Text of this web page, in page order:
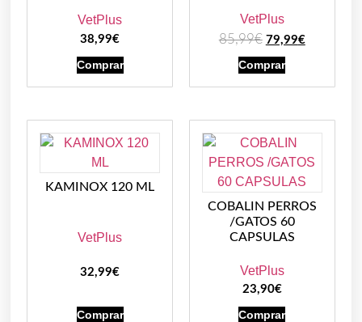
VetPlus
38,99€
Comprar
VetPlus
85,99€ 79,99€
Comprar
KAMINOX 120 ML
VetPlus
32,99€
Comprar
COBALIN PERROS
/GATOS 60
CAPSULAS
VetPlus
23,90€
Comprar